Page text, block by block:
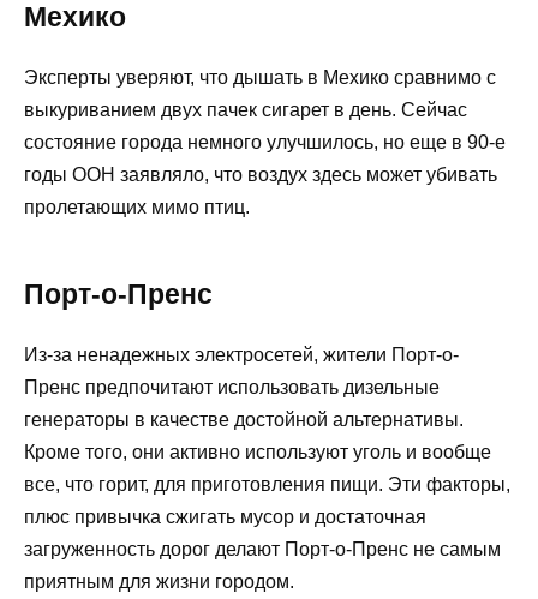
Мехико
Эксперты уверяют, что дышать в Мехико сравнимо с
выкуриванием двух пачек сигарет в день. Сейчас
состояние города немного улучшилось, но еще в 90-е
годы ООН заявляло, что воздух здесь может убивать
пролетающих мимо птиц.
Порт-о-Пренс
Из-за ненадежных электросетей, жители Порт-о-
Пренс предпочитают использовать дизельные
генераторы в качестве достойной альтернативы.
Кроме того, они активно используют уголь и вообще
все, что горит, для приготовления пищи. Эти факторы,
плюс привычка сжигать мусор и достаточная
загруженность дорог делают Порт-о-Пренс не самым
приятным для жизни городом.